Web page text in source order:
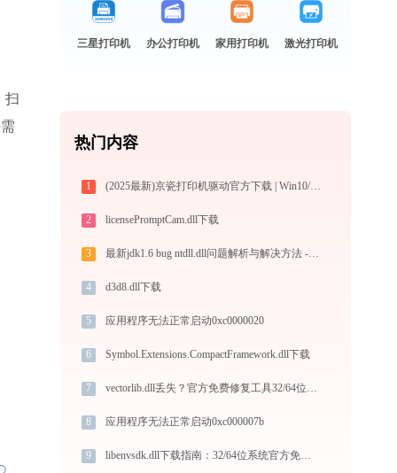
扫
三星打印机 办公打印机 家用打印机 激光打印机
热门内容
1 (2025最新)京瓷打印机驱动官方下载 | Win10/Win11兼容
2 licensePromptCam.dll下载
3 最新jdk1.6 bug ntdll.dll问题解析与解决方法 - 金山毒霸
4 d3d8.dll下载
5 应用程序无法正常启动0xc0000020
6 Symbol.Extensions.CompactFramework.dll下载
7 vectorlib.dll丢失？官方免费修复工具32/64位一键修复
8 应用程序无法正常启动0xc000007b
9 libenvsdk.dll下载指南：32/64位系统官方免费版DLL文件修复教程